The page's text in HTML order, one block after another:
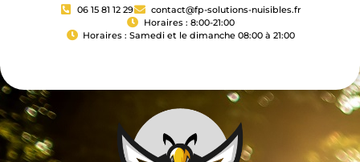
06 15 81 12 29
contact@fp-solutions-nuisibles.fr
Horaires : 8:00-21:00
Horaires : Samedi et le dimanche 08:00 à 21:00